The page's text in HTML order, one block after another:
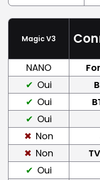
Magic V3
NANO
Oui
Oui
Oui
Non
Non
Oui